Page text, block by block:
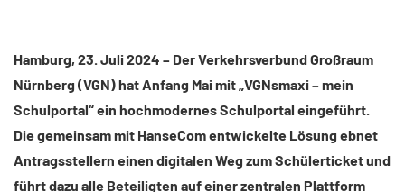
Hamburg, 23. Juli 2024 – Der Verkehrsverbund Großraum
Nürnberg (VGN) hat Anfang Mai mit „VGNsmaxi – mein
Schulportal“ ein hochmodernes Schulportal eingeführt.
Die gemeinsam mit HanseCom entwickelte Lösung ebnet
Antragsstellern einen digitalen Weg zum Schülerticket und
führt dazu alle Beteiligten auf einer zentralen Plattform